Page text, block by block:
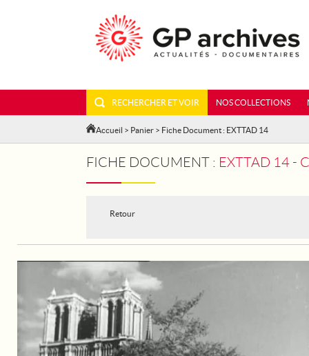
RECHERCHER ET VOIR NOS COLLECTIONS
Accueil > Panier > Fiche Document : EXTTAD 14
FICHE DOCUMENT : EXTTAD 14 -
Retour